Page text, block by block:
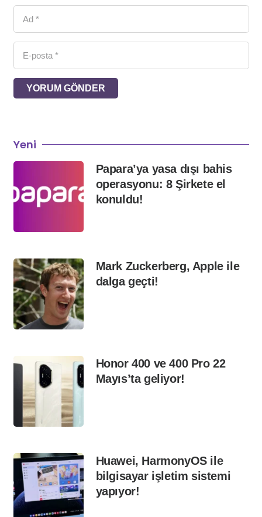
YORUM GÖNDER
Yeni
Papara’ya yasa dışı bahis
operasyonu: 8 Şirkete el
konuldu!
Mark Zuckerberg, Apple ile
dalga geçti!
Honor 400 ve 400 Pro 22
Mayıs’ta geliyor!
Huawei, HarmonyOS ile
bilgisayar işletim sistemi
yapıyor!